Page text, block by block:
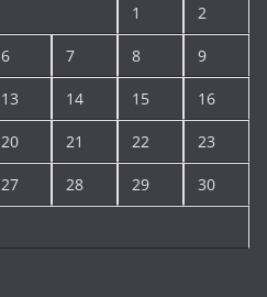
1 2
6 7 8 9
13 14 15 16
20 21 22 23
27 28 29 30